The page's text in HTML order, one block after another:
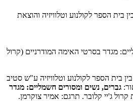
בית הספר לקולנוע וטלוויזיה והוצאת
בית הספר לקולנוע וטלוויזיה ע"ש סטיב
גברים, נשים ומסורים חשמליים: מגדר
ג'יי קלובר. תרגם: אמיר צוקרמן.